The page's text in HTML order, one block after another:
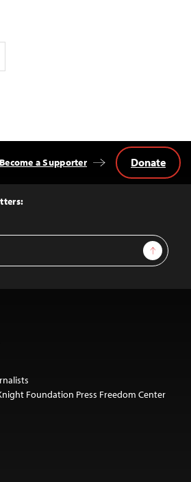
Sign Up
Become a Supporter Donate
Foundation Press Freedom Center